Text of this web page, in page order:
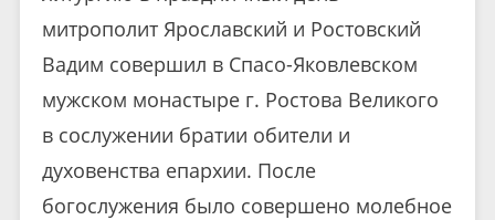
митрополит Ярославский и Ростовский
Вадим совершил в Спасо-Яковлевском
мужском монастыре г. Ростова Великого
в сослужении братии обители и
духовенства епархии. После
богослужения было совершено молебное